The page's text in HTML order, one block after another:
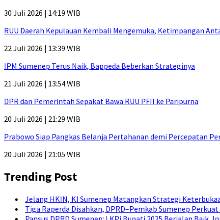
30 Juli 2026 | 14:19 WIB
RUU Daerah Kepulauan Kembali Mengemuka, Ketimpangan
22 Juli 2026 | 13:39 WIB
IPM Sumenep Terus Naik, Bappeda Beberkan Strateginya
21 Juli 2026 | 13:54 WIB
DPR dan Pemerintah Sepakat Bawa RUU PFII ke Paripurna
20 Juli 2026 | 21:29 WIB
Prabowo Siap Pangkas Belanja Pertahanan demi Percepatan
20 Juli 2026 | 21:05 WIB
Trending Post
Jelang HKIN, KI Sumenep Matangkan Strategi
Tiga Raperda Disahkan, DPRD–Pemkab Sumenep